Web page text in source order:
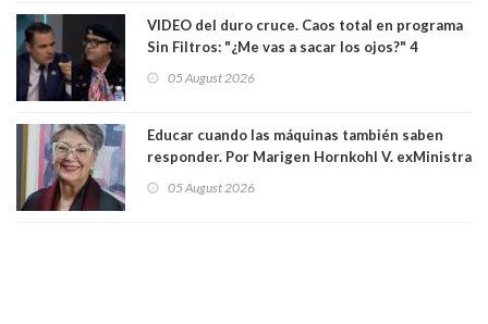
VIDEO del duro cruce. Caos total en programa
Sin Filtros: "¿Me vas a sacar los ojos?" 4
excarabinero que dejó ciego a Gustavo Gatica:
05 August 2026
Educar cuando las máquinas también saben
responder. Por Marigen Hornkohl V. exMinistra
05 August 2026